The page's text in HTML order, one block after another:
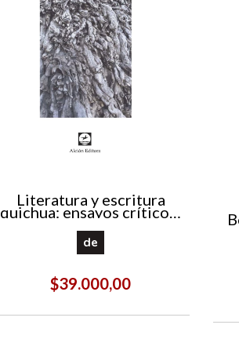
Literatura y escritura
quichua: ensayos críticos-
sociolinguísticos
de
$39.000,00